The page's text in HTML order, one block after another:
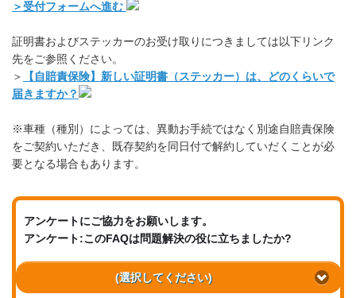
＞受付フォームへ進む
証明書およびステッカーのお受け取りにつきましては以下リンク
先をご参照ください。
＞
【自賠責保険】新しい証明書（ステッカー）は、どのくらいで
届きますか？
※車種（種別）によっては、異動お手続ではなく別途自賠責保険
をご契約いただき、既存契約を同日付で解約していだくことが必
要となる場合もあります。
アンケートにご協力をお願いします。
アンケート:このFAQは問題解決の役に立ちましたか?
(選択してください)